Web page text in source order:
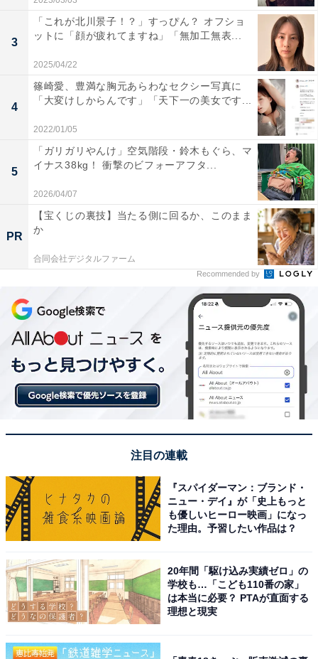
3
「これが北川景子！？」すっぴん？ オフショ
ットに「顔が疲れてますね」「無加工無表...
2025/04/22
4
篠崎愛、豊満な胸元あらわなセクシー写真に
「大変けしからんです」「天下一の美女です...
2022/01/05
5
「ガリガリやんけ」空気階段・鈴木もぐら、マ
イナス38kg！ 衝撃のビフォーアフタ...
2026/04/07
PR
【宝くじの裏技】当たる側に回るか、このまま
か
合同会社デジタルファーム
Recommended by
注目の連載
『スパイダーマン：ブランド・
ニュー・デイ』が「史上もっと
も優しいヒーロー映画」になっ
た理由。予習したい作品は？
20年間「駆け込み実績ゼロ」の
学校も…「こども110番の家」
は本当に必要？ PTAが直面する
理想と現実